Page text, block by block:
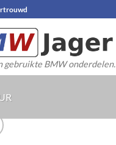
gebruikte BMW onderdelen.